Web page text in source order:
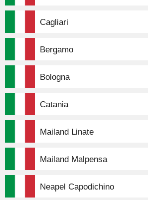
Cagliari
Bergamo
Bologna
Catania
Mailand Linate
Mailand Malpensa
Neapel Capodichino